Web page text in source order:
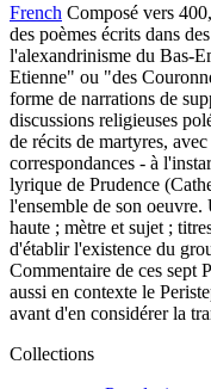
French Composé vers
des poèmes écrits dans
l'alexandrinisme du Bas-
Etienne" ou "des
forme de narrations de
discussions religieuses
de récits de martyres,
correspondances - à
lyrique de Prudence
l'ensemble de son oeuvre.
haute ; mètre et sujet ;
d'établir l'existence du
Commentaire de ces sept
aussi en contexte le
avant d'en considérer la
Collections